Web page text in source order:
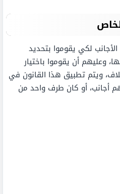
لكي يقوموا بتحديد
وعليهم أن يقوموا باختيار
ويتم تطبيق هذا القانون في
أجانب، أو كان طرف واحد من